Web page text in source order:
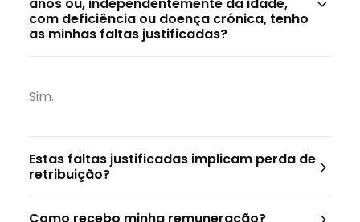
com deficiência ou doença crónica, tenho
as minhas faltas justificadas?
Sim.
Estas faltas justificadas implicam perda de
retribuição?